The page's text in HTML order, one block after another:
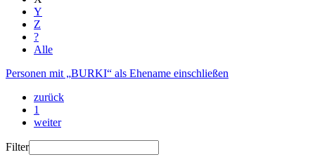
Y
Z
?
Alle
Personen mit „BURKI“ als Ehename einschließen
zurück
1
weiter
Filter